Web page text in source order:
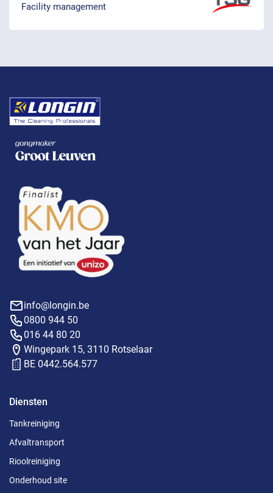
Facility management
info@longin.be
0800 944 50
016 44 80 20
Wingepark 15, 3110 Rotselaar
BE 0442.564.577
Diensten
Tankreiniging
Afvaltransport
Rioolreiniging
Onderhoud site